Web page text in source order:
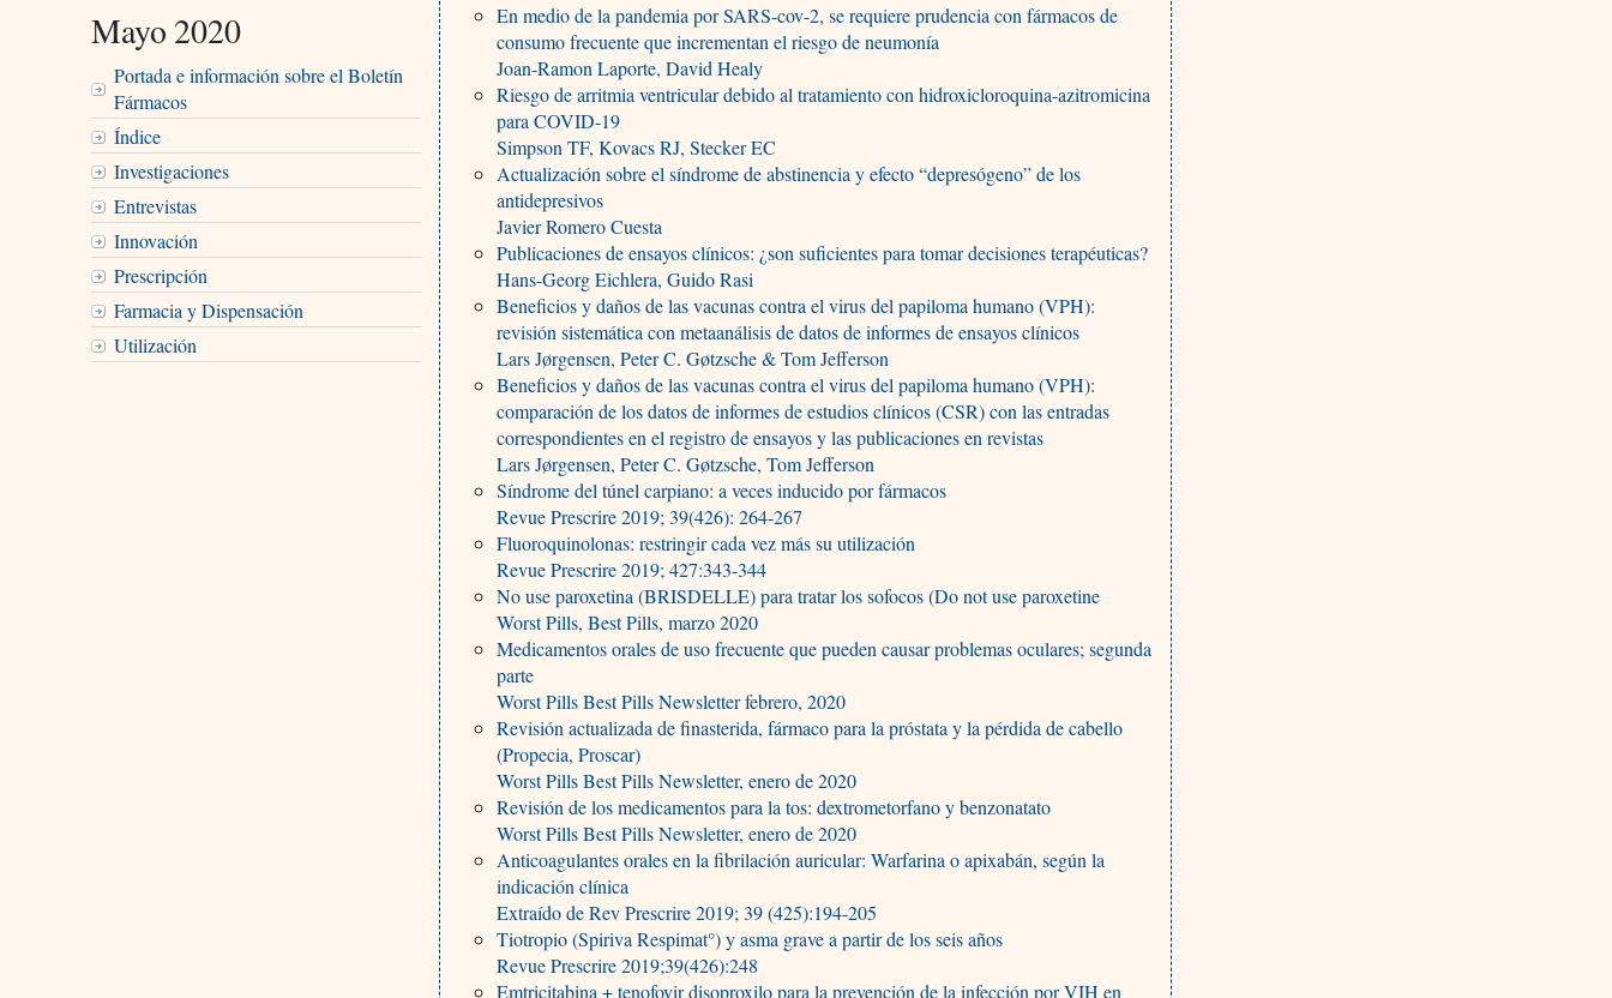
Mayo 2020
Portada e información sobre el Boletín
Fármacos
Índice
Investigaciones
Entrevistas
Innovación
Prescripción
Farmacia y Dispensación
Utilización
En medio de la pandemia por SARS-cov-2, se requiere prudencia con fármacos de
consumo frecuente que incrementan el riesgo de neumonía
Joan-Ramon Laporte, David Healy
Riesgo de arritmia ventricular debido al tratamiento con hidroxicloroquina-azitromicina
para COVID-19
Simpson TF, Kovacs RJ, Stecker EC
Actualización sobre el síndrome de abstinencia y efecto “depresógeno” de los
antidepresivos
Javier Romero Cuesta
Publicaciones de ensayos clínicos: ¿son suficientes para tomar decisiones terapéuticas?
Hans-Georg Eichlera, Guido Rasi
Beneficios y daños de las vacunas contra el virus del papiloma humano (VPH):
revisión sistemática con metaanálisis de datos de informes de ensayos clínicos
Lars Jørgensen, Peter C. Gøtzsche & Tom Jefferson
Beneficios y daños de las vacunas contra el virus del papiloma humano (VPH):
comparación de los datos de informes de estudios clínicos (CSR) con las entradas
correspondientes en el registro de ensayos y las publicaciones en revistas
Lars Jørgensen, Peter C. Gøtzsche, Tom Jefferson
Síndrome del túnel carpiano: a veces inducido por fármacos
Revue Prescrire 2019; 39(426): 264-267
Fluoroquinolonas: restringir cada vez más su utilización
Revue Prescrire 2019; 427:343-344
No use paroxetina (BRISDELLE) para tratar los sofocos (Do not use paroxetine
Worst Pills, Best Pills, marzo 2020
Medicamentos orales de uso frecuente que pueden causar problemas oculares; segunda
parte
Worst Pills Best Pills Newsletter febrero, 2020
Revisión actualizada de finasterida, fármaco para la próstata y la pérdida de cabello
(Propecia, Proscar)
Worst Pills Best Pills Newsletter, enero de 2020
Revisión de los medicamentos para la tos: dextrometorfano y benzonatato
Worst Pills Best Pills Newsletter, enero de 2020
Anticoagulantes orales en la fibrilación auricular: Warfarina o apixabán, según la
indicación clínica
Extraído de Rev Prescrire 2019; 39 (425):194-205
Tiotropio (Spiriva Respimat°) y asma grave a partir de los seis años
Revue Prescrire 2019;39(426):248
Emtricitabina + tenofovir disoproxilo para la prevención de la infección por VIH en